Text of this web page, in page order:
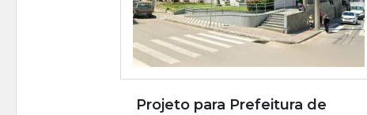
Projeto para Prefeitura de